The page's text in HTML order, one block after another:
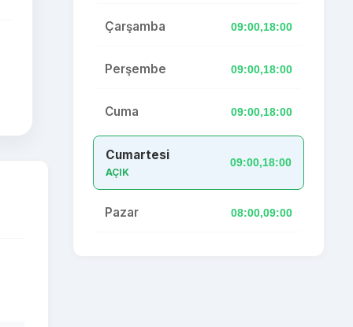
Çarşamba 09:00,18:00
Perşembe 09:00,18:00
Cuma 09:00,18:00
Cumartesi
AÇIK
09:00,18:00
Pazar 08:00,09:00